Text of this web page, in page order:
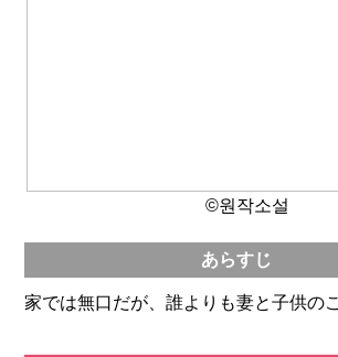
©원작소설
あらすじ
家では無口だが、誰よりも妻と子供の